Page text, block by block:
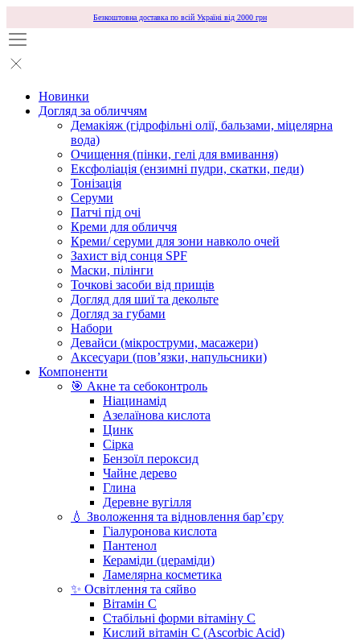
Безкоштовна доставка по всій Україні від 2000 грн
Новинки
Догляд за обличчям
Демакіяж (гідрофільні олії, бальзами, міцелярна
вода)
Очищення (пінки, гелі для вмивання)
Ексфоліація (ензимні пудри, скатки, педи)
Тонізація
Серуми
Патчі під очі
Креми для обличчя
Креми/ серуми для зони навколо очей
Захист від сонця SPF
Маски, пілінги
Точкові засоби від прищів
Догляд для шиї та декольте
Догляд за губами
Набори
Девайси (мікроструми, масажери)
Аксесуари (повʼязки, напульсники)
Компоненти
🎯 Акне та себоконтроль
Ніацинамід
Азелаїнова кислота
Цинк
Сірка
Бензоїл пероксид
Чайне дерево
Глина
Деревне вугілля
💧 Зволоження та відновлення бар’єру
Гіалуронова кислота
Пантенол
Кераміди (цераміди)
Ламелярна косметика
✨ Освітлення та сяйво
Вітамін С
Стабільні форми вітаміну С
Кислий вітамін С (Ascorbic Acid)